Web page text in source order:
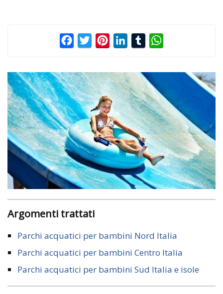
FacebookTwitterPinterestLinkedInTumblr
Argomenti trattati
Parchi acquatici per bambini Nord Italia
Parchi acquatici per bambini Centro Italia
Parchi acquatici per bambini Sud Italia e isole